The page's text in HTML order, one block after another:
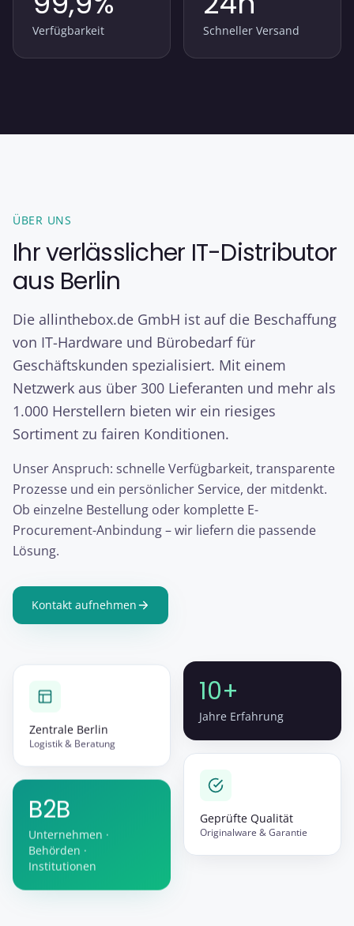
Verfügbarkeit Schneller Versand
Zentrale Berlin
Logistik & Beratung
B2B
Unternehmen ·
Behörden ·
Institutionen
10+
Jahre Erfahrung
Geprüfte Qualität
Originalware & Garantie
ÜBER UNS
Ihr verlässlicher IT-Distributor
aus Berlin
Die allinthebox.de GmbH ist auf die Beschaffung
von IT-Hardware und Bürobedarf für
Geschäftskunden spezialisiert. Mit einem
Netzwerk aus über 300 Lieferanten und mehr als
1.000 Herstellern bieten wir ein riesiges
Sortiment zu fairen Konditionen.
Unser Anspruch: schnelle Verfügbarkeit, transparente
Prozesse und ein persönlicher Service, der mitdenkt.
Ob einzelne Bestellung oder komplette E-
Procurement-Anbindung – wir liefern die passende
Lösung.
Kontakt aufnehmen